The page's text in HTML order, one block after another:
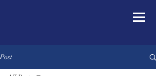
Post